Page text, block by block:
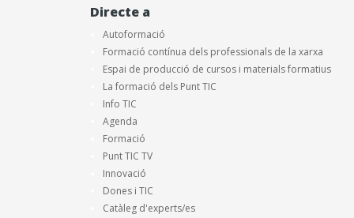
Directe a
Autoformació
Formació contínua dels professionals de la xarxa
Espai de producció de cursos i materials formatius
La formació dels Punt TIC
Info TIC
Agenda
Formació
Punt TIC TV
Innovació
Dones i TIC
Catàleg d'experts/es